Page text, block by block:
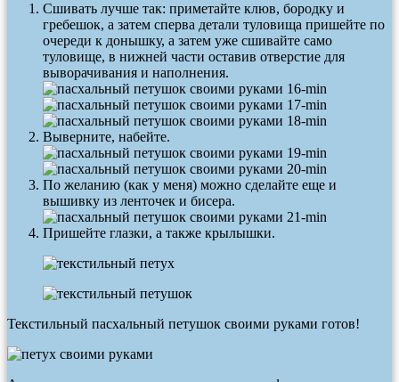
Сшивать лучше так: приметайте клюв, бородку и
гребешок, а затем сперва детали туловища пришейте по
очереди к донышку, а затем уже сшивайте само
туловище, в нижней части оставив отверстие для
выворачивания и наполнения.
Выверните, набейте.
По желанию (как у меня) можно сделайте еще и
вышивку из ленточек и бисера.
Пришейте глазки, а также крылышки.
Текстильный пасхальный петушок своими руками готов!